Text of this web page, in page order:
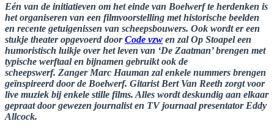
Eén van de initiatieven om het einde van Boelwerf te herdenken is
het organiseren van een filmvoorstelling met historische beelden
en recente getuigenissen van scheepsbouwers. Ook wordt er een
stukje theater opgevoerd doorCode vzw en zal Op Stoapel een
humoristisch luikje over hetleven van ‘De Zaatman’ brengen met
typische werftaal en bijnamen gebruiktook de
scheepswerf. Zanger Marc Hauman zal enkele nummers brengen
geïnspireerddoor de Boelwerf. Gitarist Bert Van Reeth zorgt voor
live muziek bij enkele stille films. Alles wordt deskundig aan elkaar
gepraat door gewezen journalist en TV journaal presentator Eddy
Allcock.